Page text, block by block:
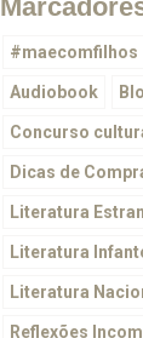
#maecomfilhos
Audiobook
Concurso
Dicas de
Literatura
Literatura
Literatura
Reflexões